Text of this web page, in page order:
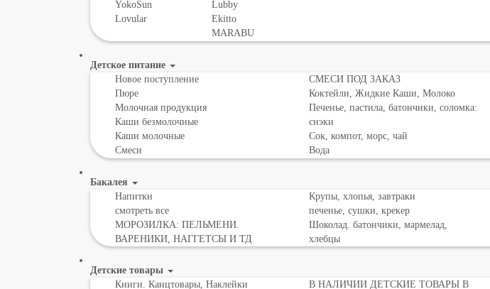
YokoSun
Lovular
Lubby
Ekitto
MARABU
Детское питание
Новое поступление
Пюре
Молочная продукция
Каши безмолочные
Каши молочные
Смеси
СМЕСИ ПОД ЗАКАЗ
Коктейли, Жидкие Каши, Молоко
Печенье, пастила, батончики, соломка:
снэки
Сок, компот, морс, чай
Вода
Бакалея
Напитки
смотреть все
МОРОЗИЛКА: ПЕЛЬМЕНИ.
ВАРЕНИКИ, НАГГЕТСЫ И ТД
Крупы, хлопья, завтраки
печенье, сушки, крекер
Шоколад. батончики, мармелад,
хлебцы
Детские товары
Книги. Канцтовары, Наклейки
В НАЛИЧИИ ДЕТСКИЕ ТОВАРЫ В